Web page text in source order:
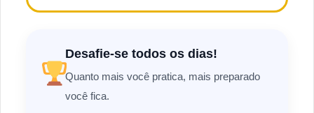
Desafie-se todos os dias!
Quanto mais você pratica, mais preparado
você fica.